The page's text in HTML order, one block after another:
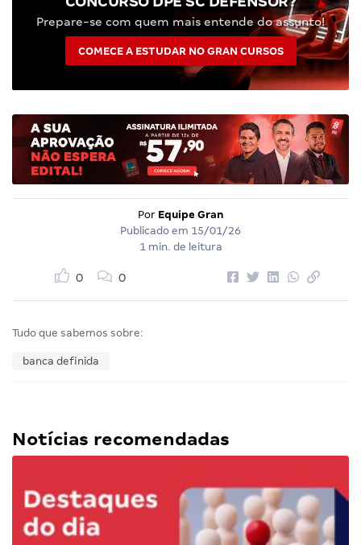
Prepare-se com quem mais entende do assunto!
COMECE A ESTUDAR NO GRAN CURSOS
Por Equipe Gran
Publicado em 15/01/26
1 min. de leitura
0 0
Tudo que sabemos sobre:
banca definida
Notícias recomendadas